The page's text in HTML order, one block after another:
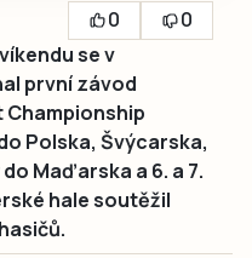
0
0
se v
první závod
Polska, Švýcarska,
Maďarska a 6. a 7.
hale soutěžil